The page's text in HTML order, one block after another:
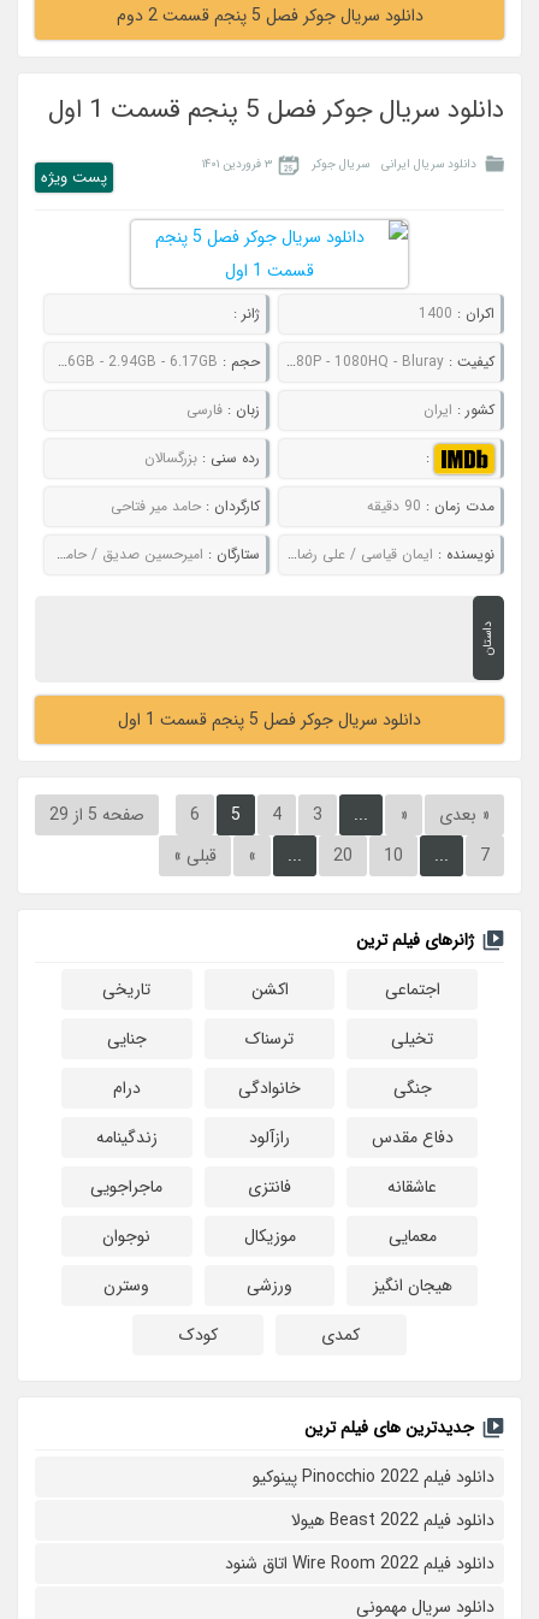
دانلود سریال جوکر فصل 5 پنجم قسمت 2 دوم
دانلود سریال جوکر فصل 5 پنجم قسمت 1 اول
دانلود سریال ایرانی سریال جوکر ۳ فروردین ۱۴۰۱
پست ويژه
اکران : 1400 ژانر :
کیفیت :480P - 720P - 1080P - 1080HQ - Bluray حجم : 450MB - 789MB - 1.86GB - 2.94GB - 6.17GB
کشور : ایران زبان : فارسی
: رده سنی : بزرگسالان
مدت زمان : 90 دقیقه کارگردان : حامد میر فتاحی
نویسنده : ایمان قیاسی / علی رضا زاده / عمادالدین کریمیان / مهرداد نعیمی / مریم آقایی / فاطمه خوش خلق ستارگان : امیرحسین صدیق / حامد آهنگی / محمدرضا علیمردانی / مهران غفوریان
داستان
دانلود سریال جوکر فصل 5 پنجم قسمت 1 اول
صفحه 5 از 29 « بعدی «
...
3
4
5
6
7
...
10
20
...
» قبلی »
ژانرهای فیلم ترین
اجتماعی
اکشن
تاریخی
تخیلی
ترسناک
جنایی
جنگی
خانوادگی
درام
دفاع مقدس
رازآلود
زندگینامه
عاشقانه
فانتزی
ماجراجویی
معمایی
موزیکال
نوجوان
هیجان انگیز
ورزشی
وسترن
کمدی
کودک
جدیدترین های فیلم ترین
دانلود فیلم Pinocchio 2022 پینوکیو
دانلود فیلم Beast 2022 هیولا
دانلود فیلم Wire Room 2022 اتاق شنود
دانلود سریال مهمونی